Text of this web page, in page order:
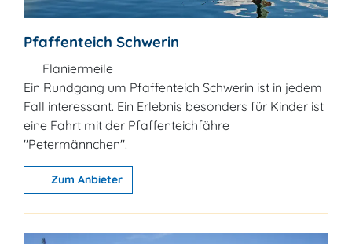
Pfaffenteich Schwerin
Flaniermeile
Ein Rundgang um Pfaffenteich Schwerin ist in jedem
Fall interessant. Ein Erlebnis besonders für Kinder ist
eine Fahrt mit der Pfaffenteichfähre
"Petermännchen".
Zum Anbieter